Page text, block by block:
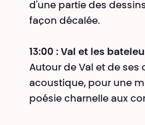
d'une partie des
façon décalée.
13:00 : Val et les
Autour de Val et de
acoustique, pour une
poésie charnelle aux